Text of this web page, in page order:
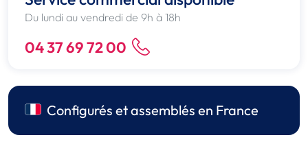
Du lundi au vendredi de 9h à 18h
04 37 69 72 00
Configurés et assemblés en France